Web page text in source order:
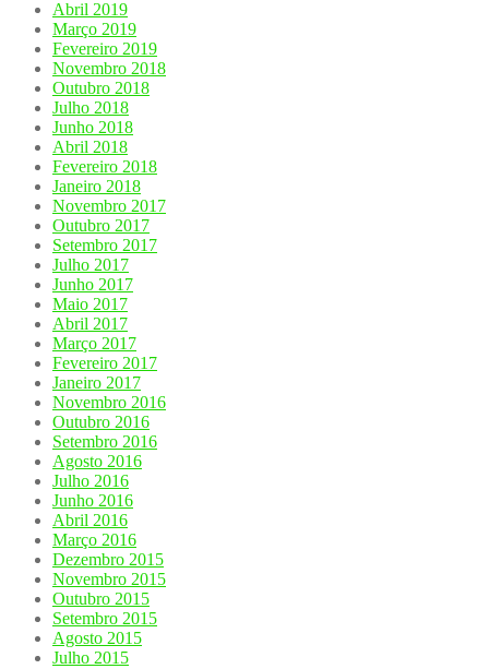
Abril 2019
Março 2019
Fevereiro 2019
Novembro 2018
Outubro 2018
Julho 2018
Junho 2018
Abril 2018
Fevereiro 2018
Janeiro 2018
Novembro 2017
Outubro 2017
Setembro 2017
Julho 2017
Junho 2017
Maio 2017
Abril 2017
Março 2017
Fevereiro 2017
Janeiro 2017
Novembro 2016
Outubro 2016
Setembro 2016
Agosto 2016
Julho 2016
Junho 2016
Abril 2016
Março 2016
Dezembro 2015
Novembro 2015
Outubro 2015
Setembro 2015
Agosto 2015
Julho 2015